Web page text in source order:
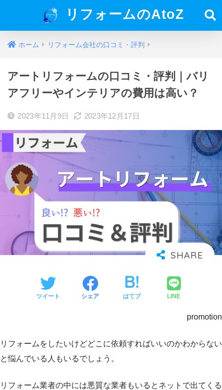
リフォームのAtoZ
ホーム リフォーム会社の口コミ・評判
アートリフォームの口コミ・評判｜バリ
アフリーやインテリアの費用は高い？
2023年11月9日 2023年12月17日
ツイート シェア はてブ LINE
promotion
リフォームをしたいけどどこに依頼すればいいのかわからない
と悩んでいる人もいるでしょう。
リフォーム業者の中には悪質な業者もいるとネットで出てくる